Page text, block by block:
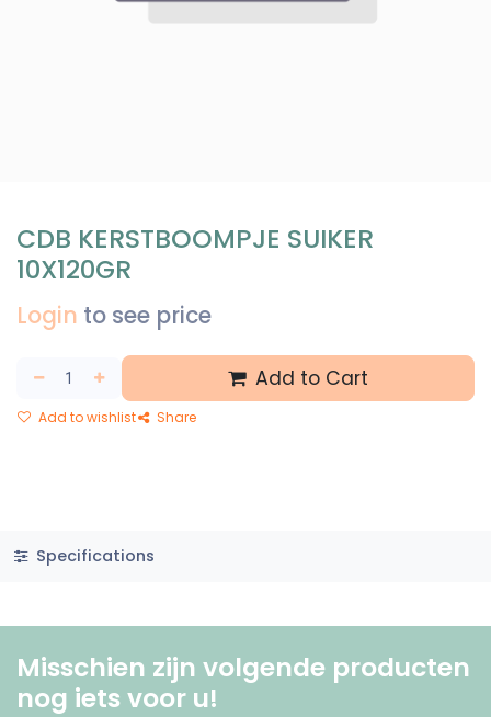
CDB KERSTBOOMPJE SUIKER
10X120GR
Login to see price
Add to Cart
Add to wishlist Share
Specifications
Misschien zijn volgende producten
nog iets voor u! ​